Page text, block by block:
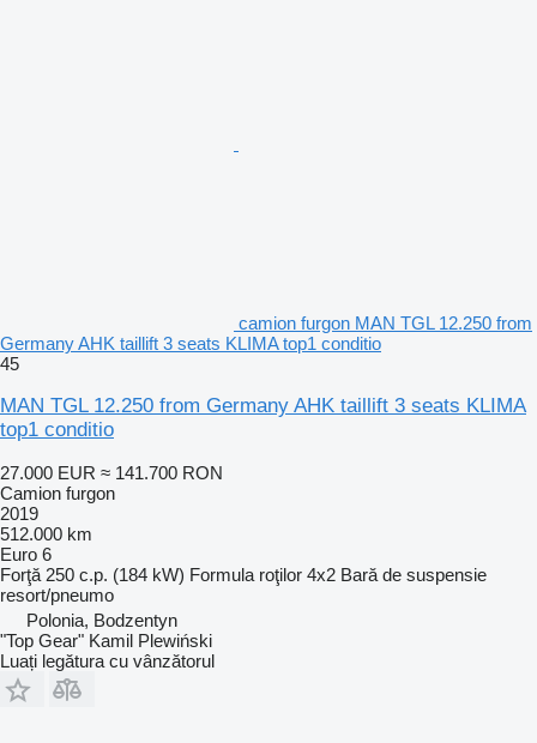
camion furgon MAN TGL 12.250 from
Germany AHK taillift 3 seats KLIMA top1 conditio
45
MAN TGL 12.250 from Germany AHK taillift 3 seats KLIMA
top1 conditio
27.000 EUR ≈ 141.700 RON
Camion furgon
2019
512.000 km
Euro 6
Forţă 250 c.p. (184 kW) Formula roţilor 4x2 Bară de suspensie
resort/pneumo
Polonia, Bodzentyn
"Top Gear" Kamil Plewiński
Luați legătura cu vânzătorul